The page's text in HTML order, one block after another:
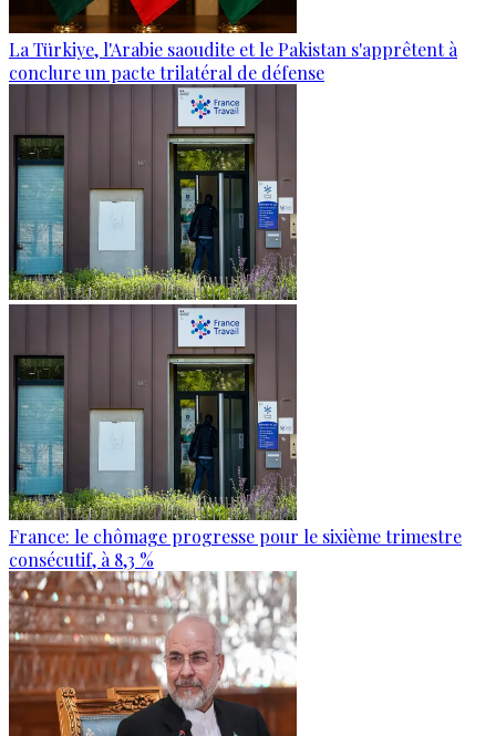
La Türkiye, l'Arabie saoudite et le Pakistan s'apprêtent à
conclure un pacte trilatéral de défense
France: le chômage progresse pour le sixième trimestre
consécutif, à 8,3 %